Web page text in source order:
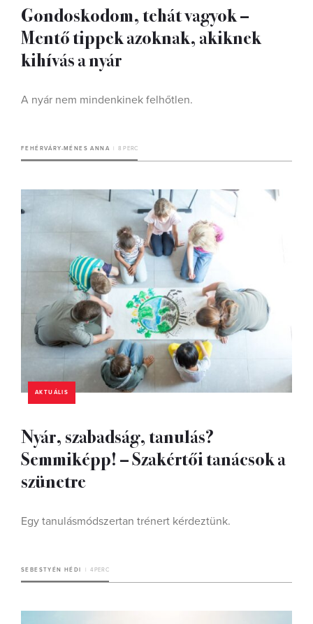
Gondoskodom, tehát vagyok –
Mentő tippek azoknak, akiknek
kihívás a nyár
A nyár nem mindenkinek felhőtlen.
FEHÉRVÁRY-MÉNES ANNA 8 PERC
AKTUÁLIS
Nyár, szabadság, tanulás?
Semmiképp! – Szakértői tanácsok a
szünetre
Egy tanulásmódszertan trénert kérdeztünk.
SEBESTYÉN HÉDI 4 PERC